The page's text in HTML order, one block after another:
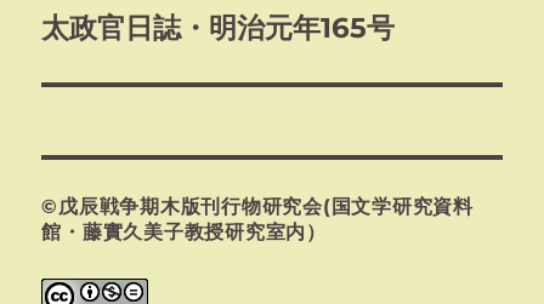
ゲ
ー
ン
次
投
太政官日誌・明治元年165号
©戊辰戦争期木版刊行物研究会(国文学研究資料
館・藤實久美子教授研究室内）